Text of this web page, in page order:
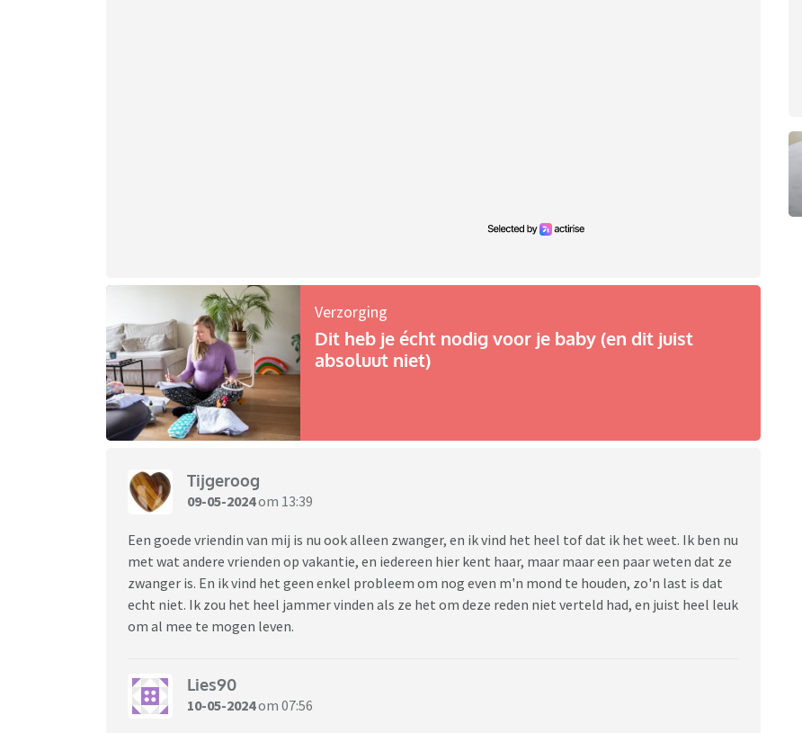
Verzorging
Dit heb je écht nodig voor je baby (en dit juist
absoluut niet)
Tijgeroog
09-05-2024om 13:39
Een goede vriendin van mij is nu ook alleen zwanger, en ik vind het heel tof dat ik het weet. Ik ben nu
met wat andere vrienden op vakantie, en iedereen hier kent haar, maar maar een paar weten dat ze
zwanger is. En ik vind het geen enkel probleem om nog even m'n mond te houden, zo'n last is dat
echt niet. Ik zou het heel jammer vinden als ze het om deze reden niet verteld had, en juist heel leuk
om al mee te mogen leven.
Lies90
10-05-2024om 07:56